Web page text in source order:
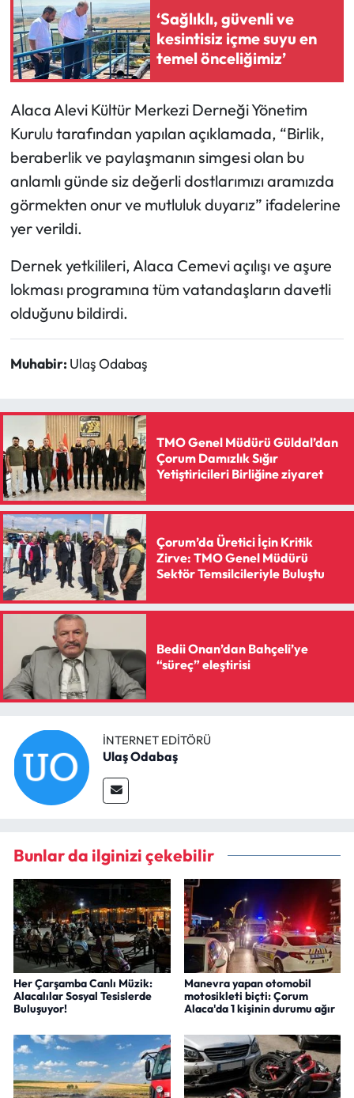
‘Sağlıklı, güvenli ve
kesintisiz içme suyu en
temel önceliğimiz’
Alaca Alevi Kültür Merkezi Derneği Yönetim
Kurulu tarafından yapılan açıklamada, “Birlik,
beraberlik ve paylaşmanın simgesi olan bu
anlamlı günde siz değerli dostlarımızı aramızda
görmekten onur ve mutluluk duyarız” ifadelerine
yer verildi.
Dernek yetkilileri, Alaca Cemevi açılışı ve aşure
lokması programına tüm vatandaşların davetli
olduğunu bildirdi.
Muhabir: Ulaş Odabaş
TMO Genel Müdürü Güldal’dan
Çorum Damızlık Sığır
Yetiştiricileri Birliğine ziyaret
Çorum’da Üretici İçin Kritik
Zirve: TMO Genel Müdürü
Sektör Temsilcileriyle Buluştu
Bedii Onan’dan Bahçeli’ye
“süreç” eleştirisi
İNTERNET EDITÖRÜ
Ulaş Odabaş
Bunlar da ilginizi çekebilir
Her Çarşamba Canlı Müzik:
Alacalılar Sosyal Tesislerde
Buluşuyor!
Manevra yapan otomobil
motosikleti biçti: Çorum
Alaca'da 1 kişinin durumu ağır
Magazin
Mecitözü Haberleri
Oğuzlar Haberleri
Ortaköy Haberleri
Osmancık Haberleri
Otomotiv
Resmi İlan
Resmi Reklam
Spor
Sungurlu Haberleri
Turizm
Uğurludağ Haberleri
Yaşam
Yayla Haber
Yemek Tarifleri